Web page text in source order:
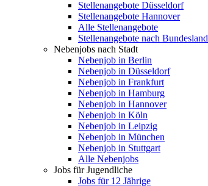
Stellenangebote Düsseldorf
Stellenangebote Hannover
Alle Stellenangebote
Stellenangebote nach Bundesland
Nebenjobs nach Stadt
Nebenjob in Berlin
Nebenjob in Düsseldorf
Nebenjob in Frankfurt
Nebenjob in Hamburg
Nebenjob in Hannover
Nebenjob in Köln
Nebenjob in Leipzig
Nebenjob in München
Nebenjob in Stuttgart
Alle Nebenjobs
Jobs für Jugendliche
Jobs für 12 Jährige